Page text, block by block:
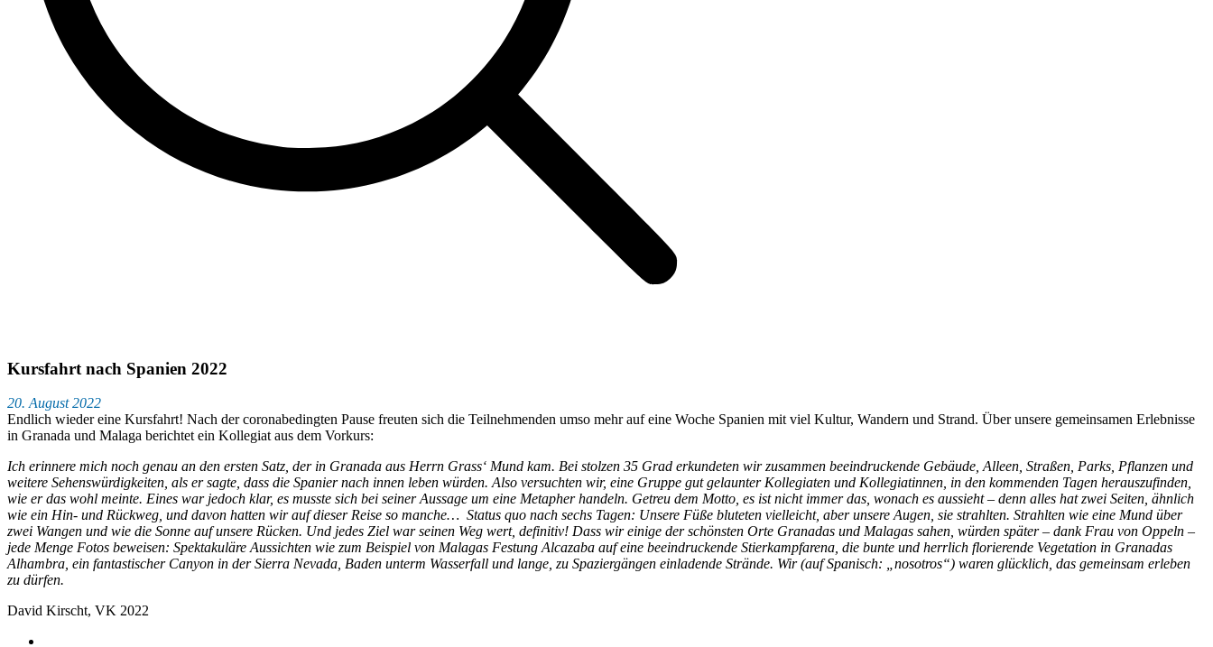
Kursfahrt nach Spanien 2022
20. August 2022
Endlich wieder eine Kursfahrt! Nach der coronabedingten Pause freuten sich die Teilnehmenden umso mehr auf eine Woche Spanien mit viel Kultur, Wandern und Strand. Über unsere gemeinsamen Erlebnisse
in Granada und Malaga berichtet ein Kollegiat aus dem Vorkurs:
Ich erinnere mich noch genau an den ersten Satz, der in Granada aus Herrn Grass‘ Mund kam. Bei stolzen 35 Grad erkundeten wir zusammen beeindruckende Gebäude, Alleen, Straßen, Parks, Pflanzen und
weitere Sehenswürdigkeiten, als er sagte, dass die Spanier nach innen leben würden. Also versuchten wir, eine Gruppe gut gelaunter Kollegiaten und Kollegiatinnen, in den kommenden Tagen herauszufinden,
wie er das wohl meinte. Eines war jedoch klar, es musste sich bei seiner Aussage um eine Metapher handeln. Getreu dem Motto, es ist nicht immer das, wonach es aussieht – denn alles hat zwei Seiten, ähnlich
wie ein Hin- und Rückweg, und davon hatten wir auf dieser Reise so manche… Status quo nach sechs Tagen: Unsere Füße bluteten vielleicht, aber unsere Augen, sie strahlten. Strahlten wie eine Mund über
zwei Wangen und wie die Sonne auf unsere Rücken. Und jedes Ziel war seinen Weg wert, definitiv! Dass wir einige der schönsten Orte Granadas und Malagas sahen, würden später – dank Frau von Oppeln –
jede Menge Fotos beweisen: Spektakuläre Aussichten wie zum Beispiel von Malagas Festung Alcazaba auf eine beeindruckende Stierkampfarena, die bunte und herrlich florierende Vegetation in Granadas
Alhambra, ein fantastischer Canyon in der Sierra Nevada, Baden unterm Wasserfall und lange, zu Spaziergängen einladende Strände. Wir (auf Spanisch: „nosotros“) waren glücklich, das gemeinsam erleben
zu dürfen.
David Kirscht, VK 2022